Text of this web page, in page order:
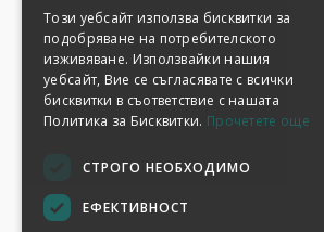
Този уебсайт използва бисквитки за
подобряване на потребителското
изживяване. Използвайки нашия
уебсайт, Вие се съгласявате с всички
бисквитки в съответствие с нашата
Политика за Бисквитки. Прочетете още
СТРОГО НЕОБХОДИМО
ЕФЕКТИВНОСТ